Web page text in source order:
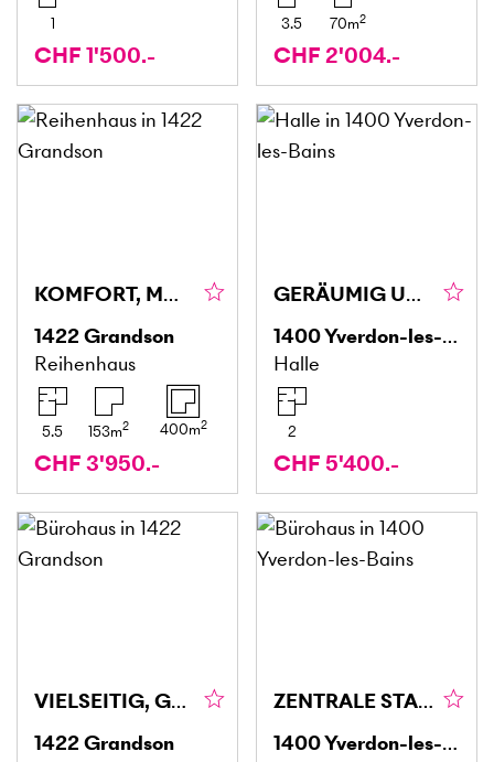
1
CHF 1'500.-
3.5 70m2
CHF 2'004.-
KOMFORT, MODERN MIT GARTEN
1422Grandson
Reihenhaus
5.5 153m2 400m2
CHF 3'950.-
GERÄUMIG UND IDEAL GELEGEN
1400Yverdon-les-Bains
Halle
2
CHF 5'400.-
VIELSEITIG, GROSSZÜGIG, PROFESSIONELL
1422Grandson
ZENTRALE STADTLAGE MIT HOHER SICHTBARKEIT
1400Yverdon-les-Bains